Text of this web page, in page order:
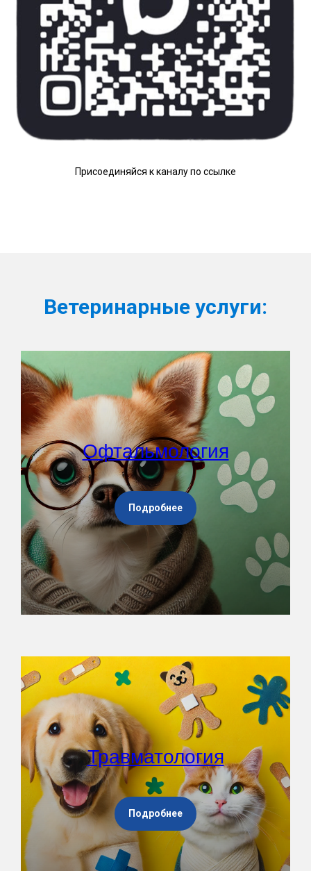
Присоединяйся к каналу по ссылке
Ветеринарные услуги:
Офтальмология
Подробнее
Травматология
Подробнее